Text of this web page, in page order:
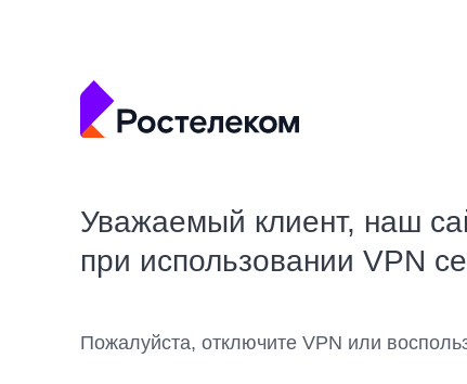
Уважаемый клиент, наш
при использовании VPN
Пожалуйста, отключите VPN или